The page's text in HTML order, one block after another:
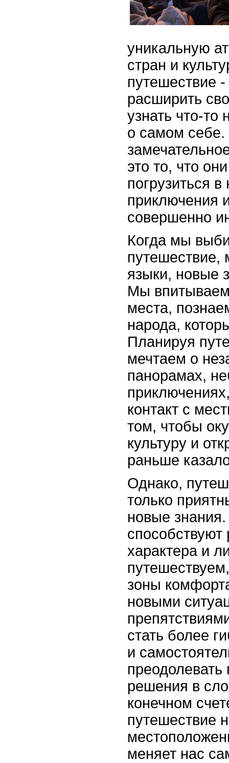
уникальную
стран и
путешествие
расширить
узнать что-то
о самом
это то, что
погрузиться
приключения
совершенно
Когда мы
путешествие,
языки, новые
Мы
места,
народа,
Планируя
мечтаем о
панорамах,
контакт с
том, чтобы
культуру и
раньше
Однако,
только
новые
характера и
зоны
новыми
стать более
и
решения в
конечном
путешествие
меняет нас